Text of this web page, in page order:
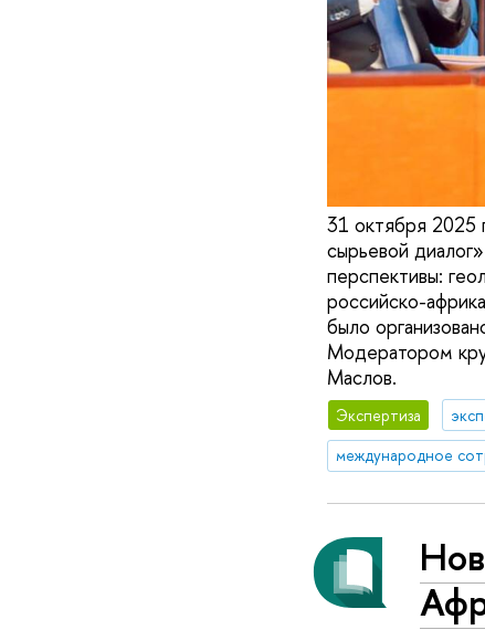
31 октября 2025
сырьевой
перспективы:
российско-
было
Модератором
Маслов.
Экспертиза
международное